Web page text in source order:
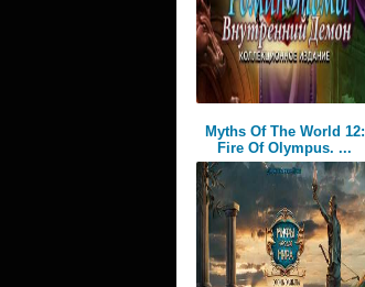
Myths Of The World 12:
Fire Of Olympus. ...